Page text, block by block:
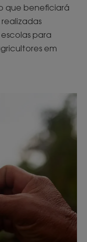
que beneficiará
para
em